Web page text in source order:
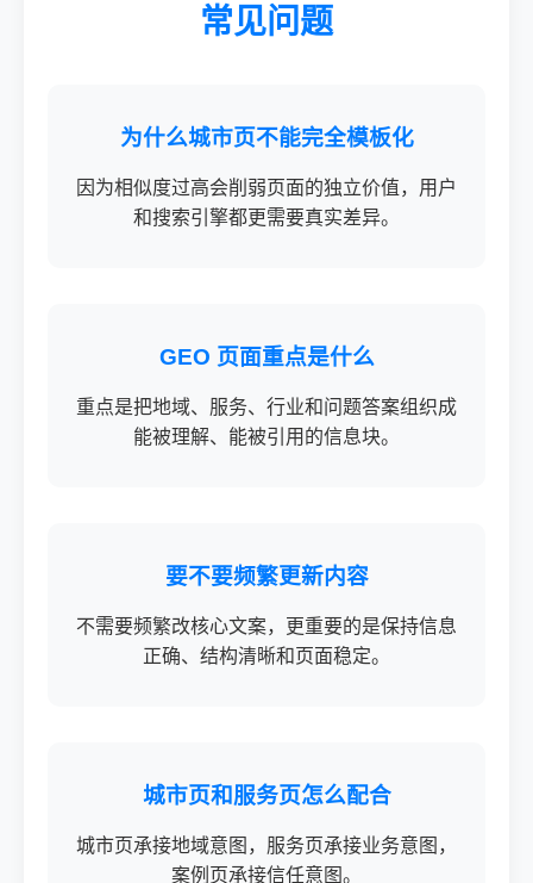
常见问题
为什么城市页不能完全模板化
因为相似度过高会削弱页面的独立价值，用户
和搜索引擎都更需要真实差异。
GEO 页面重点是什么
重点是把地域、服务、行业和问题答案组织成
能被理解、能被引用的信息块。
要不要频繁更新内容
不需要频繁改核心文案，更重要的是保持信息
正确、结构清晰和页面稳定。
城市页和服务页怎么配合
城市页承接地域意图，服务页承接业务意图，
案例页承接信任意图。